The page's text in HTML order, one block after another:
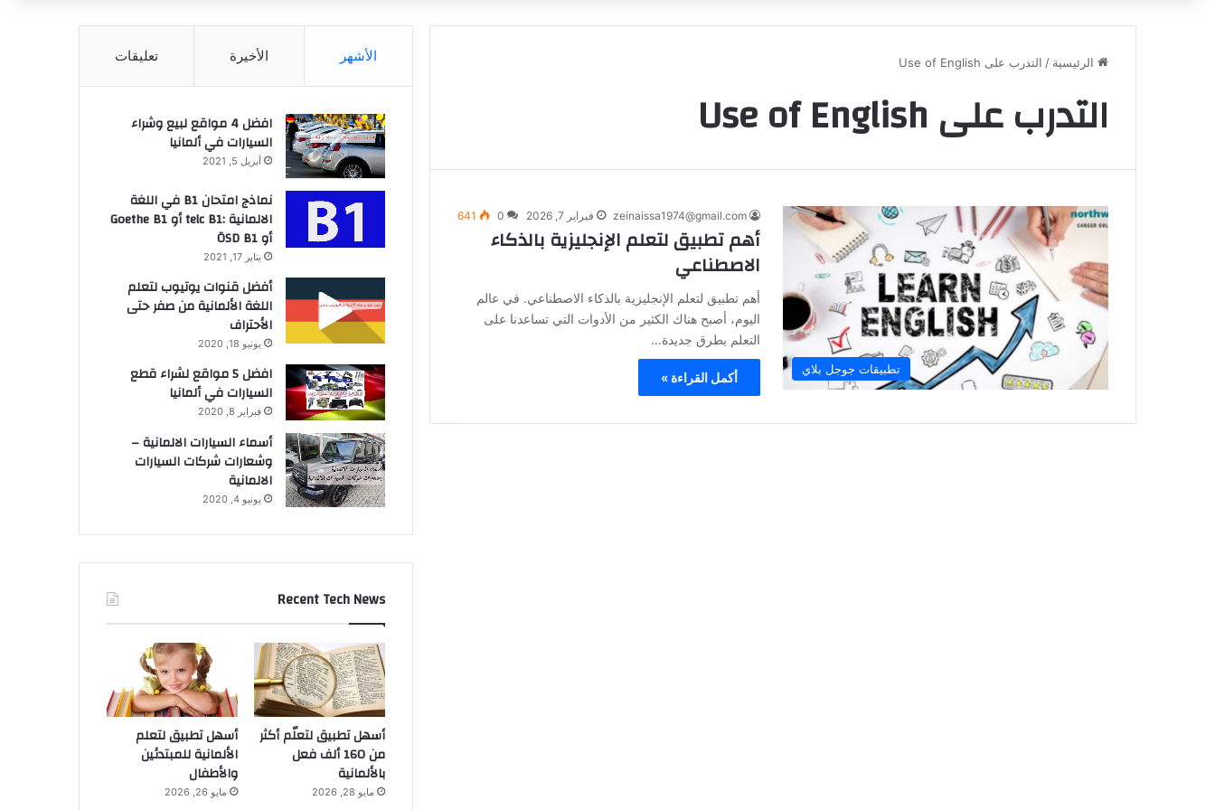
الرئيسية / التدرب على Use of English
التدرب على Use of English
تطبيقات جوجل بلاي
zeinaissa1974@gmail.com فبراير 7, 2026 0
641
أهم تطبيق لتعلم الإنجليزية بالذكاء
الاصطناعي
أهم تطبيق لتعلم الإنجليزية بالذكاء الاصطناعي. في عالم
اليوم، أصبح هناك الكثير من الأدوات التي تساعدنا على
التعلم بطرق جديدة…
أكمل القراءة »
الأشهر الأخيرة تعليقات
افضل 4 مواقع لبيع وشراء
السيارات في ألمانيا
أبريل 5, 2021
نماذج امتحان B1 في اللغة
الالمانية :telc B1 أو Goethe B1
أو ÖSD B1
يناير 17, 2021
أفضل قنوات يوتيوب لتعلم
اللغة الألمانية من صفر حتى
الأحتراف
يونيو 18, 2020
افضل 5 مواقع لشراء قطع
السيارات في ألمانيا
فبراير 8, 2020
أسماء السيارات الالمانية –
وشعارات شركات السيارات
الالمانية
يونيو 4, 2020
Recent Tech News
أسهل تطبيق لتعلّم أكثر
من 160 ألف فعل
بالألمانية
مايو 28, 2026
أسهل تطبيق لتعلم
الألمانية للمبتدئين
والأطفال
مايو 26, 2026